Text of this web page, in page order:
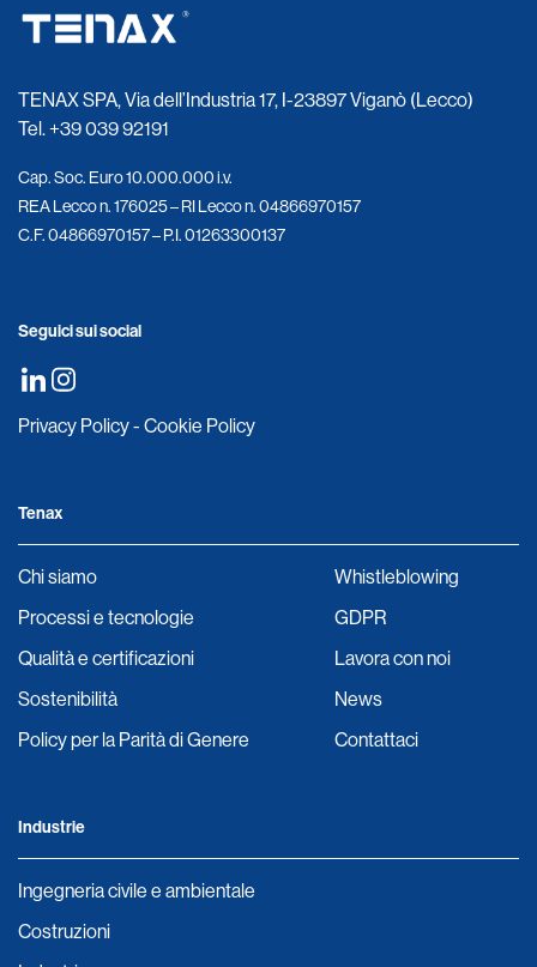
TENAX SPA, Via dell’Industria 17, I-23897 Viganò (Lecco)
Tel.+39 039 92191
Cap. Soc. Euro 10.000.000 i.v.
REA Lecco n. 176025 – RI Lecco n. 04866970157
C.F. 04866970157 – P.I. 01263300137
Seguici sui social
Privacy Policy- Cookie Policy
Tenax
Chi siamo
Processi e tecnologie
Qualità e certificazioni
Sostenibilità
Policy per la Parità di Genere
Whistleblowing
GDPR
Lavora con noi
News
Contattaci
Industrie
Ingegneria civile e ambientale
Costruzioni